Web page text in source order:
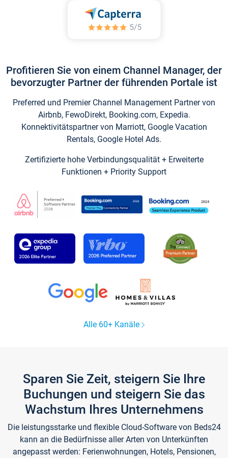
Profitieren Sie von einem Channel Manager, der
bevorzugter Partner der führenden Portale ist
Preferred und Premier Channel Management Partner von
Airbnb, FewoDirekt, Booking.com, Expedia.
Konnektivitätspartner von Marriott, Google Vacation
Rentals, Google Hotel Ads.
Zertifizierte hohe Verbindungsqualität + Erweiterte
Funktionen + Priority Support
Alle 60+ Kanäle
Sparen Sie Zeit, steigern Sie Ihre
Buchungen und steigern Sie das
Wachstum Ihres Unternehmens
Die leistungsstarke und flexible Cloud-Software von Beds24
kann an die Bedürfnisse aller Arten von Unterkünften
angepasst werden: Ferienwohnungen, Hotels, Pensionen,